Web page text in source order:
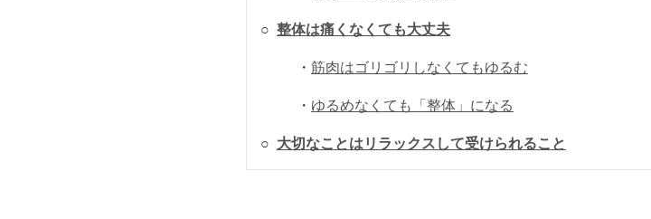
○ 整体は痛くなくても大丈夫
・ 筋肉はゴリゴリしなくてもゆるむ
・ ゆるめなくても「整体」になる
○ 大切なことはリラックスして受けられること